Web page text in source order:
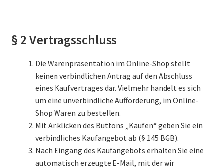
§ 2 Vertragsschluss
Die Warenpräsentation im Online-Shop stellt
keinen verbindlichen Antrag auf den Abschluss
eines Kaufvertrages dar. Vielmehr handelt es sich
um eine unverbindliche Aufforderung, im Online-
Shop Waren zu bestellen.
Mit Anklicken des Buttons „Kaufen“ geben Sie ein
verbindliches Kaufangebot ab (§ 145 BGB).
Nach Eingang des Kaufangebots erhalten Sie eine
automatisch erzeugte E-Mail, mit der wir